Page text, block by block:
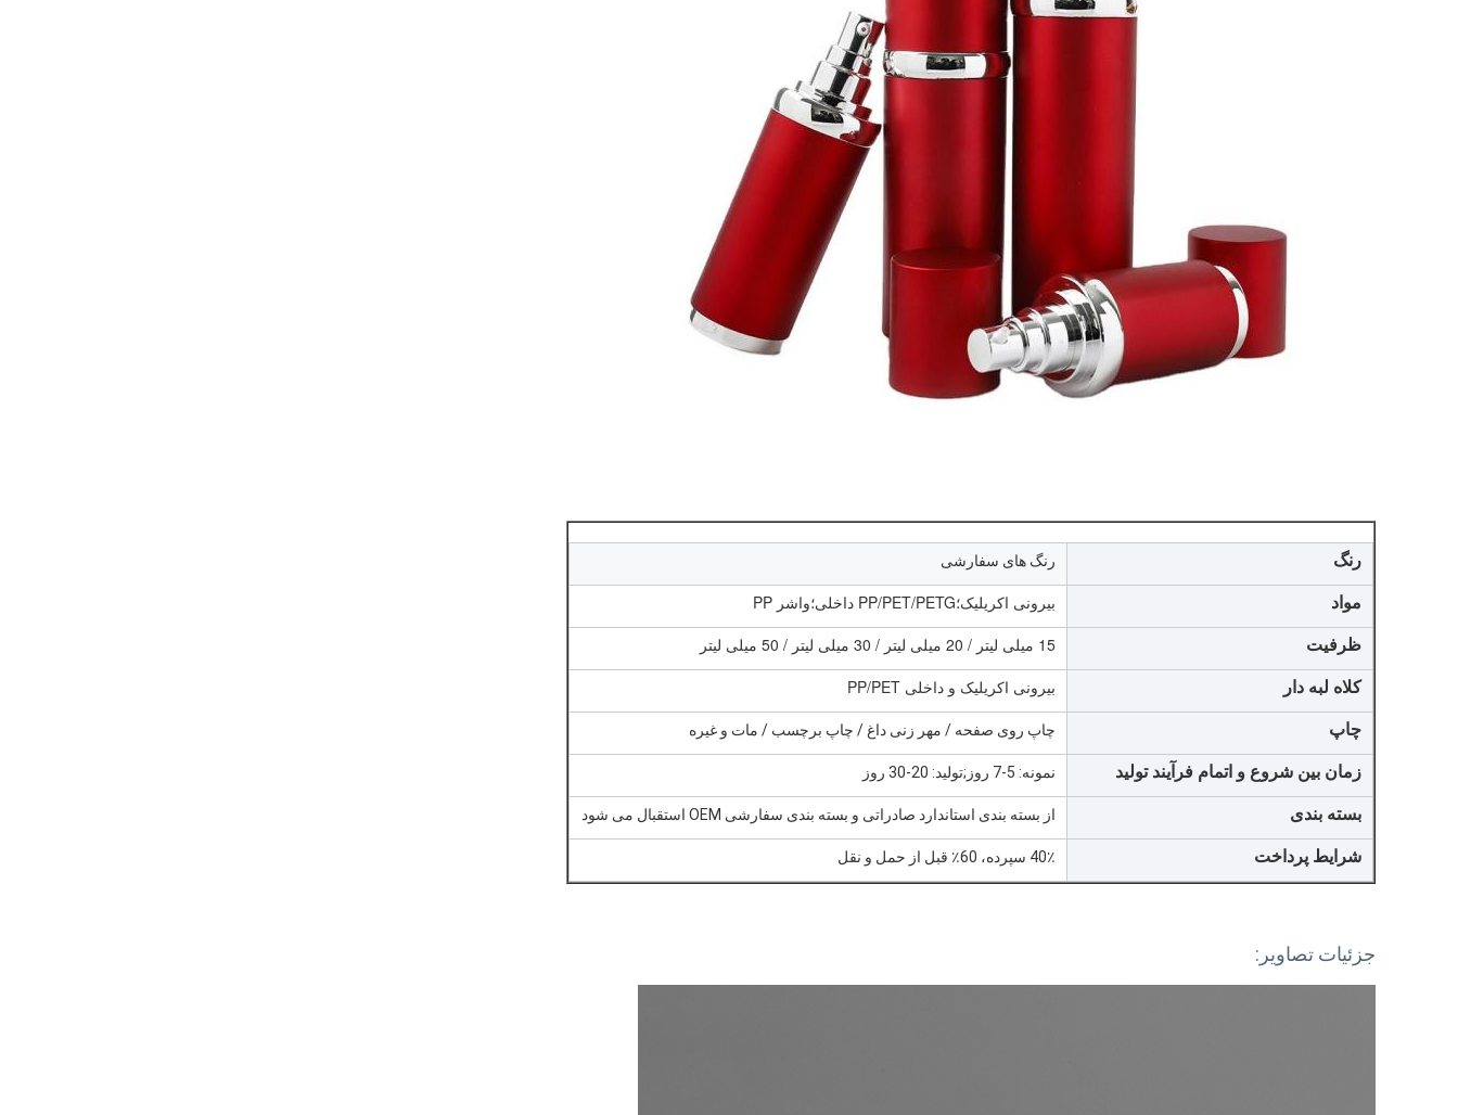
رنگ رنگ های سفارشی
مواد بیرونی اکریلیک؛PP/PET/PETG داخلی؛واشر PP
ظرفیت 15 میلی لیتر / 20 میلی لیتر / 30 میلی لیتر / 50 میلی لیتر
کلاه لبه دار بیرونی اکریلیک و داخلی PP/PET
چاپ چاپ روی صفحه / مهر زنی داغ / چاپ برچسب / مات و غیره
زمان بین شروع و اتمام فرآیند تولید نمونه: 5-7 روز;تولید: 20-30 روز
بسته بندی از بسته بندی استاندارد صادراتی و بسته بندی سفارشی OEM استقبال می شود
شرایط پرداخت 40٪ سپرده، 60٪ قبل از حمل و نقل
جزئیات تصاویر: